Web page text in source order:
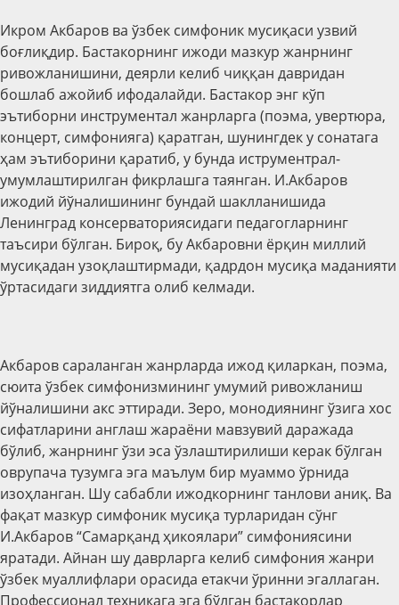
Икром Акбаров ва ўзбек симфоник мусиқаси узвий
боғлиқдир. Бастакорнинг ижоди мазкур жанрнинг
ривожланишини, деярли келиб чиққан давридан
бошлаб ажойиб ифодалайди. Бастакор энг кўп
эътиборни инструментал жанрларга (поэма, увертюра,
концерт, симфонияга) қаратган, шунингдек у сонатага
ҳам эътиборини қаратиб, у бунда иструментрал-
умумлаштирилган фикрлашга таянган. И.Акбаров
ижодий йўналишининг бундай шаклланишида
Ленинград консерваториясидаги педагогларнинг
таъсири бўлган. Бироқ, бу Акбаровни ёрқин миллий
мусиқадан узоқлаштирмади, қадрдон мусиқа маданияти
ўртасидаги зиддиятга олиб келмади.
Акбаров сараланган жанрларда ижод қиларкан, поэма,
сюита ўзбек симфонизмининг умумий ривожланиш
йўналишини акс эттиради. Зеро, монодиянинг ўзига хос
сифатларини англаш жараёни мавзувий даражада
бўлиб, жанрнинг ўзи эса ўзлаштирилиши керак бўлган
оврупача тузумга эга маълум бир муаммо ўрнида
изоҳланган. Шу сабабли ижодкорнинг танлови аниқ. Ва
фақат мазкур симфоник мусиқа турларидан сўнг
И.Акбаров “Самарқанд ҳикоялари” симфониясини
яратади. Айнан шу даврларга келиб симфония жанри
ўзбек муаллифлари орасида етакчи ўринни эгаллаган.
Профессионал техникага эга бўлган бастакорлар